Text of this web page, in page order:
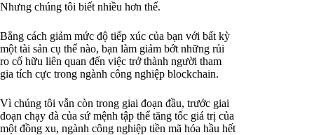
Nhưng chúng tôi biết nhiều hơn thế.
Bằng cách giảm mức độ tiếp xúc của bạn với bất kỳ
một tài sản cụ thể nào, bạn làm giảm bớt những rủi
ro cố hữu liên quan đến việc trở thành người tham
gia tích cực trong ngành công nghiệp blockchain.
Vì chúng tôi vẫn còn trong giai đoạn đầu, trước giai
đoạn chạy đà của sứ mệnh tập thể tăng tốc giá trị của
một đồng xu, ngành công nghiệp tiền mã hóa hầu hết